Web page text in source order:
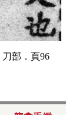
刀部．頁96